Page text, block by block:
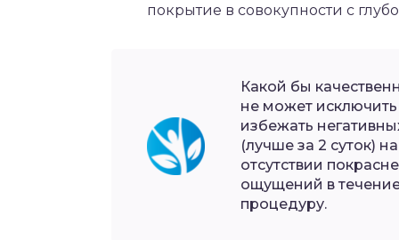
покрытие в совокупности с
Какой бы
не может
избежать
(лучше за 2 суток)
отсутствии
ощущений в
процедуру.